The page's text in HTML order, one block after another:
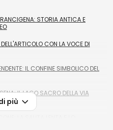
STORIA ANTICA E
CON LA VOCE DI
IL CONFINE SIMBOLICO DEL
IL LAGO SACRO DELLA VIA
più